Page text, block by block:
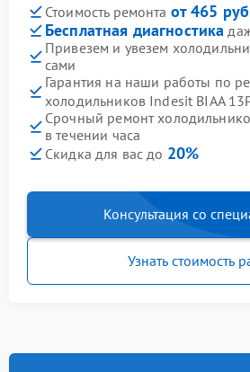
Стоимость ремонта от 465
Бесплатная диагностика
Привезем и увезем
сами
Гарантия на наши работы по
холодильников Indesit BIAA
Срочный ремонт
в течении часа
Скидка для вас до 20%
Консультация со
Узнать стоимость